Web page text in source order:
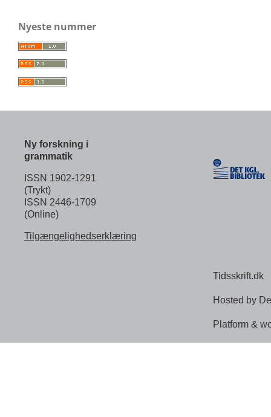
Nyeste nummer
Ny forskning i
grammatik
ISSN 1902-1291
(Trykt)
ISSN 2446-1709
(Online)
Tilgængelighedserklæring